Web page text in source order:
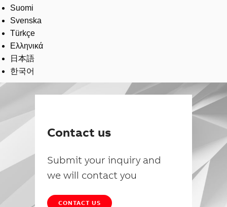
Suomi
Svenska
Türkçe
Ελληνικά
日本語
한국어
Contact us
Submit your inquiry and
we will contact you
CONTACT US